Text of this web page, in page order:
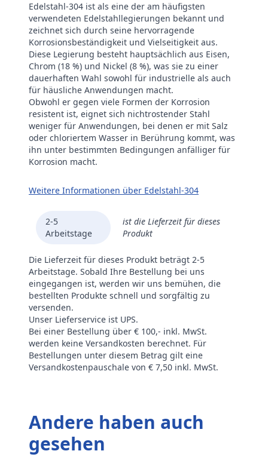
Edelstahl-304 ist als eine der am häufigsten
verwendeten Edelstahllegierungen bekannt und
zeichnet sich durch seine hervorragende
Korrosionsbeständigkeit und Vielseitigkeit aus.
Diese Legierung besteht hauptsächlich aus Eisen,
Chrom (18 %) und Nickel (8 %), was sie zu einer
dauerhaften Wahl sowohl für industrielle als auch
für häusliche Anwendungen macht.
Obwohl er gegen viele Formen der Korrosion
resistent ist, eignet sich nichtrostender Stahl
weniger für Anwendungen, bei denen er mit Salz
oder chloriertem Wasser in Berührung kommt, was
ihn unter bestimmten Bedingungen anfälliger für
Korrosion macht.
Weitere Informationen über Edelstahl-304
2-5
Arbeitstage
ist die Lieferzeit für dieses
Produkt
Die Lieferzeit für dieses Produkt beträgt 2-5
Arbeitstage. Sobald Ihre Bestellung bei uns
eingegangen ist, werden wir uns bemühen, die
bestellten Produkte schnell und sorgfältig zu
versenden.
Unser Lieferservice ist UPS.
Bei einer Bestellung über € 100,- inkl. MwSt.
werden keine Versandkosten berechnet. Für
Bestellungen unter diesem Betrag gilt eine
Versandkostenpauschale von € 7,50 inkl. MwSt.
Andere haben auch
gesehen